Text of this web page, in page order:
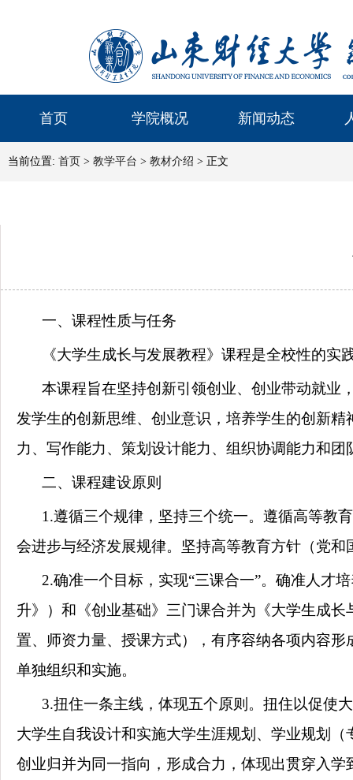
首页 学院概况 新闻动态
当前位置: 首页 > 教学平台 > 教材介绍 > 正文
一、课程性质与任务
《大学生成长与发展教程》课程是全校性的实
本课程旨在坚持创新引领创业、创业带动就业
发学生的创新思维、创业意识，培养学生的创新
力、写作能力、策划设计能力、组织协调能力和团
二、课程建设原则
1.遵循三个规律，坚持三个统一。遵循高等教
会进步与经济发展规律。坚持高等教育方针（党
2.确准一个目标，实现“三课合一”。确准人才
升》）和《创业基础》三门课合并为《大学生成
置、师资力量、授课方式），有序容纳各项内容
单独组织和实施。
3.扭住一条主线，体现五个原则。扭住以促使
大学生自我设计和实施大学生涯规划、学业规划
创业归并为同一指向，形成合力，体现出贯穿入